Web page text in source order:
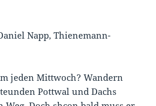
Napp, Thienemann-
jeden Mittwoch? Wandern
Pottwal und Dachs